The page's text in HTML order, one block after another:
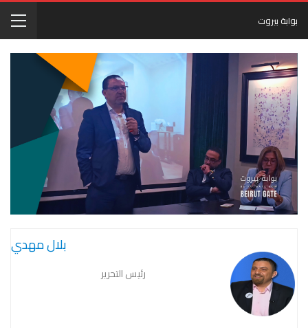
بوابة بيروت
بلال مهدي
رئيس التحرير